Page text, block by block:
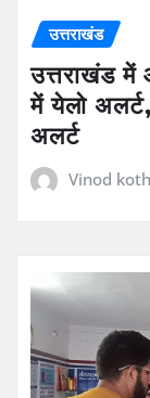
उत्तराखंड
उत्तराखंड
में येलो
अलर्ट
Vinod